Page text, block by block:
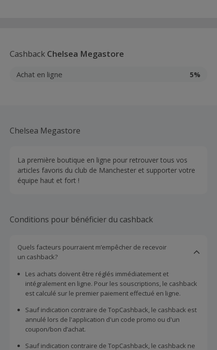
Cashback Chelsea Megastore
Achat en ligne 5%
Chelsea Megastore
La première boutique en ligne pour retrouver tous vos
articles favoris du club de Manchester et supporter votre
équipe haut et fort !
Conditions pour bénéficier du cashback
Quels facteurs pourraient m’empêcher de recevoir
un cashback?
Les achats doivent être réglés immédiatement et
intégralement en ligne. Pour les souscriptions, le cashback
est calculé sur le premier paiement effectué en ligne.
Sauf indication contraire de TopCashback, le cashback est
annulé lors de l'application d'un code promo ou d'un
coupon/bon d’achat.
Sauf indication contraire de TopCashback, le cashback ne